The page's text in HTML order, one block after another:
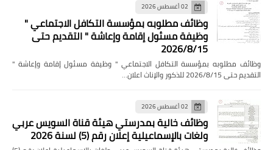
02 أغسطس 2026
وظائف مطلوبه بمؤسسة التكافل الاجتماعي "
وظيفة مسئول إقامة وإعاشة " التقديم حتى
2026/8/15
وظائف مطلوبه بمؤسسة التكافل الاجتماعي " وظيفة مسئول إقامة وإعاشة "
التقديم حتى 2026/8/15 للذكور والإناث اعلان…
02 أغسطس 2026
وظائف خالية بمدرستي هيئة قناة السويس عربي
ولغات بالإسماعيلية إعلان رقم (5) لسنة 2026